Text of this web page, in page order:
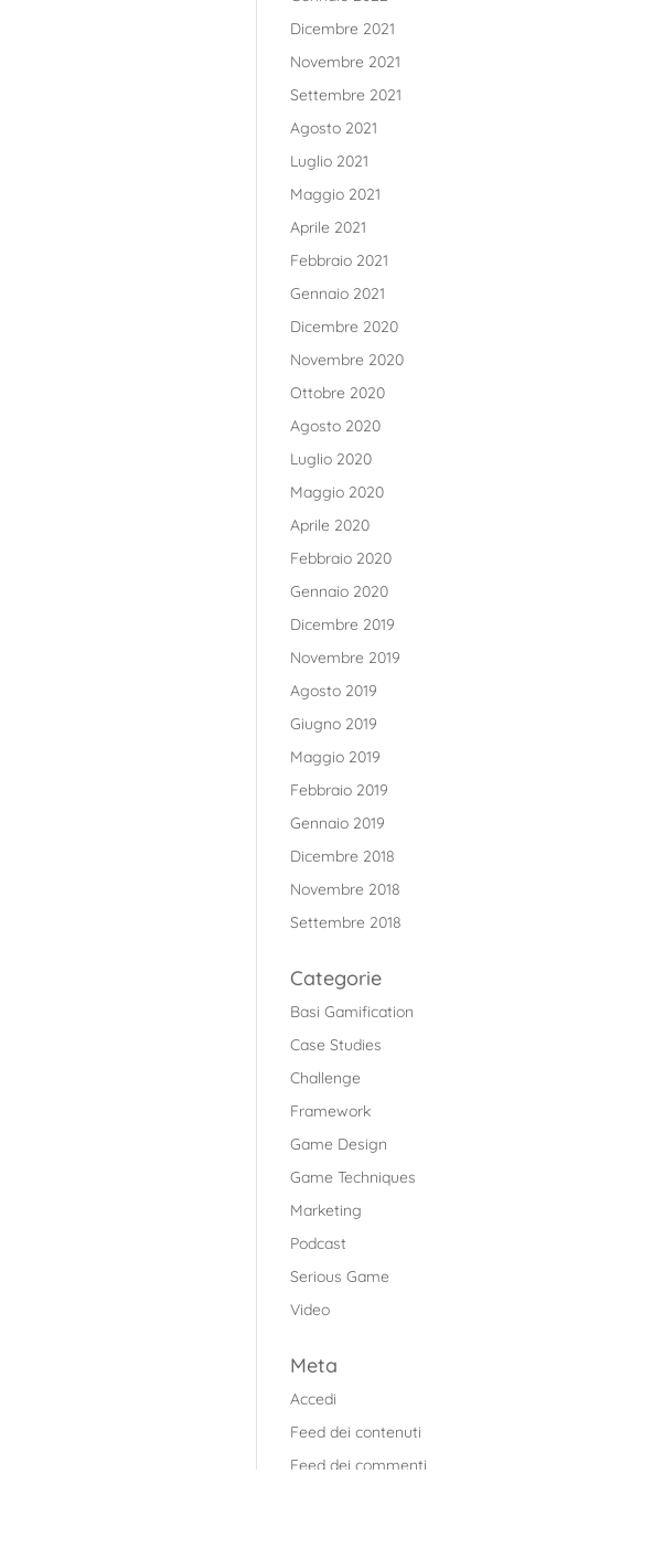
Dicembre 2021
Novembre 2021
Settembre 2021
Agosto 2021
Luglio 2021
Maggio 2021
Aprile 2021
Febbraio 2021
Gennaio 2021
Dicembre 2020
Novembre 2020
Ottobre 2020
Agosto 2020
Luglio 2020
Maggio 2020
Aprile 2020
Febbraio 2020
Gennaio 2020
Dicembre 2019
Novembre 2019
Agosto 2019
Giugno 2019
Maggio 2019
Febbraio 2019
Gennaio 2019
Dicembre 2018
Novembre 2018
Settembre 2018
Categorie
Basi Gamification
Case Studies
Challenge
Framework
Game Design
Game Techniques
Marketing
Podcast
Serious Game
Video
Meta
Accedi
Feed dei contenuti
Feed dei commenti